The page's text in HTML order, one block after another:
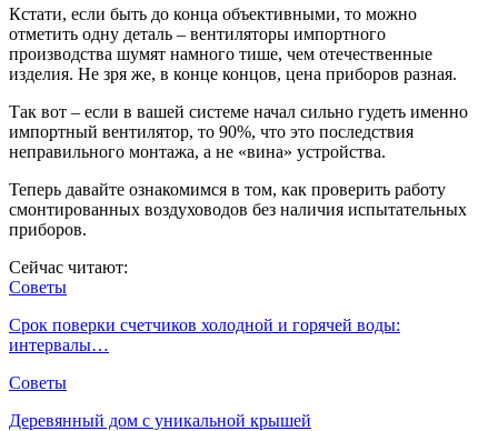
Кстати, если быть до конца объективными, то можно
отметить одну деталь – вентиляторы импортного
производства шумят намного тише, чем отечественные
изделия. Не зря же, в конце концов, цена приборов разная.
Так вот – если в вашей системе начал сильно гудеть именно
импортный вентилятор, то 90%, что это последствия
неправильного монтажа, а не «вина» устройства.
Теперь давайте ознакомимся в том, как проверить работу
смонтированных воздуховодов без наличия испытательных
приборов.
Сейчас читают:
Советы
Срок поверки счетчиков холодной и горячей воды:
интервалы…
Советы
Деревянный дом с уникальной крышей